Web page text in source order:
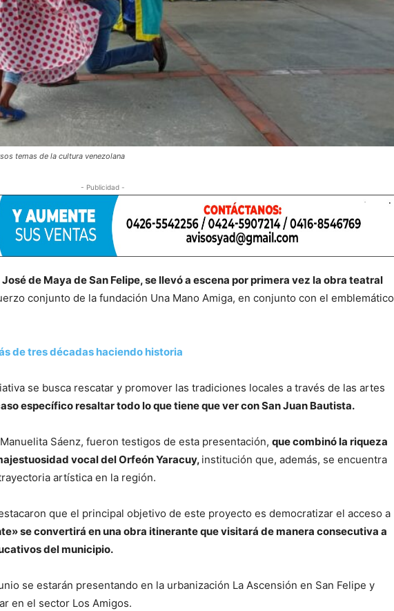
temas de la cultura venezolana
- Publicidad -
de Maya de San Felipe, se llevó a escena por primera vez la obra teatral
conjunto de la fundación Una Mano Amiga, en conjunto con el emblemático
de tres décadas haciendo historia
se busca rescatar y promover las tradiciones locales a través de las artes
específico resaltar todo lo que tiene que ver con San Juan Bautista.
Sáenz, fueron testigos de esta presentación, que combinó la riqueza
vocal del Orfeón Yaracuy, institución que, además, se encuentra
artística en la región.
que el principal objetivo de este proyecto es democratizar el acceso a
se convertirá en una obra itinerante que visitará de manera consecutiva a
del municipio.
se estarán presentando en la urbanización La Ascensión en San Felipe y
en el sector Los Amigos.